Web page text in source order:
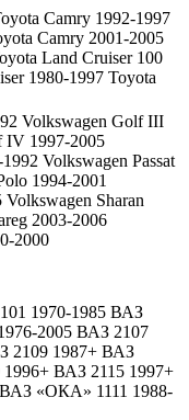
1970-1985 ВАЗ
2005 ВАЗ 2107
2109 1987+ ВАЗ
ВАЗ 2115 1997+
«ОКА» 1111 1988-
1995+ ГАЗ 3110
(Hunter) 2003+
2005+